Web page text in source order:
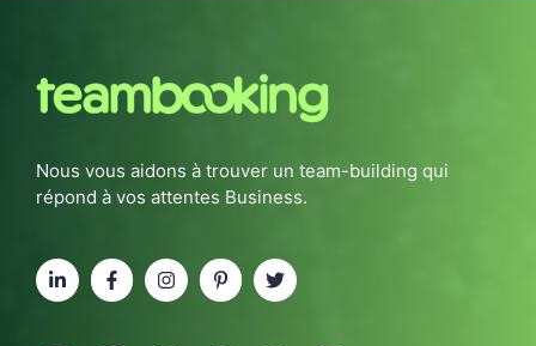
Nous vous aidons à trouver un team-building qui
répond à vos attentes Business.